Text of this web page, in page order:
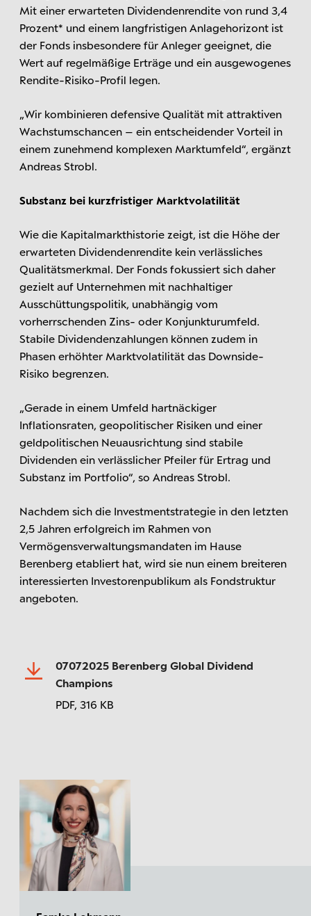
Mit einer erwarteten Dividendenrendite von rund 3,4
Prozent* und einem langfristigen Anlagehorizont ist
der Fonds insbesondere für Anleger geeignet, die
Wert auf regelmäßige Erträge und ein ausgewogenes
Rendite-Risiko-Profil legen.
„Wir kombinieren defensive Qualität mit attraktiven
Wachstumschancen – ein entscheidender Vorteil in
einem zunehmend komplexen Marktumfeld“, ergänzt
Andreas Strobl.
Substanz bei kurzfristiger Marktvolatilität
Wie die Kapitalmarkthistorie zeigt, ist die Höhe der
erwarteten Dividendenrendite kein verlässliches
Qualitätsmerkmal. Der Fonds fokussiert sich daher
gezielt auf Unternehmen mit nachhaltiger
Ausschüttungspolitik, unabhängig vom
vorherrschenden Zins- oder Konjunkturumfeld.
Stabile Dividendenzahlungen können zudem in
Phasen erhöhter Marktvolatilität das Downside-
Risiko begrenzen.
„Gerade in einem Umfeld hartnäckiger
Inflationsraten, geopolitischer Risiken und einer
geldpolitischen Neuausrichtung sind stabile
Dividenden ein verlässlicher Pfeiler für Ertrag und
Substanz im Portfolio“, so Andreas Strobl.
Nachdem sich die Investmentstrategie in den letzten
2,5 Jahren erfolgreich im Rahmen von
Vermögensverwaltungsmandaten im Hause
Berenberg etabliert hat, wird sie nun einem breiteren
interessierten Investorenpublikum als Fondstruktur
angeboten.
07072025 Berenberg Global Dividend
Champions
PDF, 316 KB